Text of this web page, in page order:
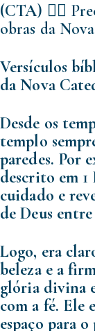
(CTA) 👉🏻
obras da
Versículos
da Nova
Desde os
templo
paredes. Por
descrito em 1
cuidado e
de Deus
Logo, era
beleza e a
glória divina
com a fé. Ele
espaço para o